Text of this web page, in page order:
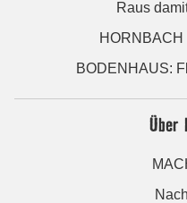
Raus
HORNBACH
BODENHAUS:
Über